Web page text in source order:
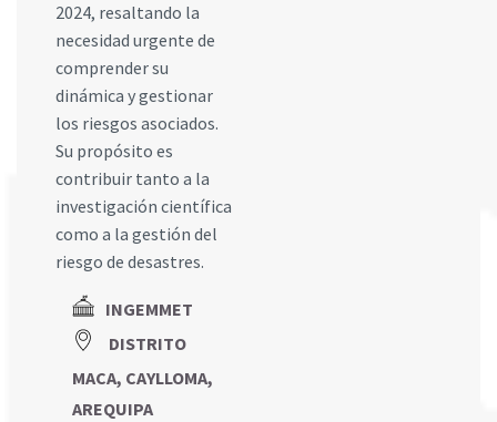
2024, resaltando la
necesidad urgente de
comprender su
dinámica y gestionar
los riesgos asociados.
Su propósito es
contribuir tanto a la
investigación científica
como a la gestión del
riesgo de desastres.
INGEMMET
DISTRITO
MACA, CAYLLOMA,
AREQUIPA